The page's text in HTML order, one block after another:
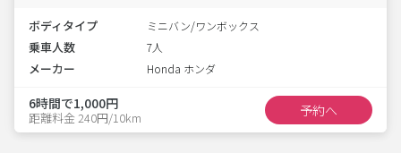
ボディタイプ ミニバン/ワンボックス
乗車人数 7人
メーカー Honda ホンダ
6時間で1,000円
距離料金 240円/10km 予約へ